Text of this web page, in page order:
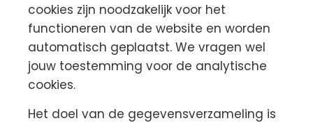
cookies zijn noodzakelijk voor het
functioneren van de website en worden
automatisch geplaatst. We vragen wel
jouw toestemming voor de analytische
cookies.
Het doel van de gegevensverzameling is